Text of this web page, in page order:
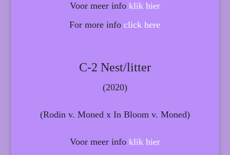
Voor meer info klik hier
For more infoclick here
C-2 Nest/litter
(2020)
(Rodin v. Moned x In Bloom v. Moned)
Voor meer info klik hier